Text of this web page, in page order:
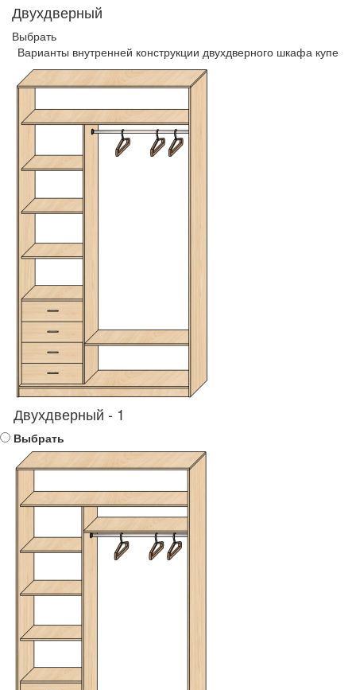
Двухдверный
Выбрать
Варианты внутренней конструкции двухдверного шкафа купе
Двухдверный - 1
Выбрать